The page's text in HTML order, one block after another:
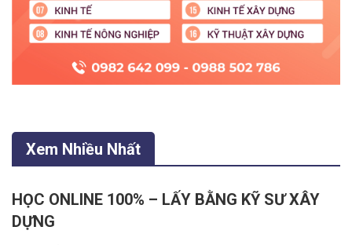
Xem Nhiều Nhất
HỌC ONLINE 100% – LẤY BẰNG KỸ SƯ XÂY
DỰNG